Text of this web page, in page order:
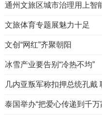
通州文旅区城市治理用上智
文旅体育专题展魅力十足
文创“网红”齐聚朝阳
冰雪产业要告别“冷热不均”
几内亚叛军称扣押总统孔戴
泰国举办“把爱心传递到千